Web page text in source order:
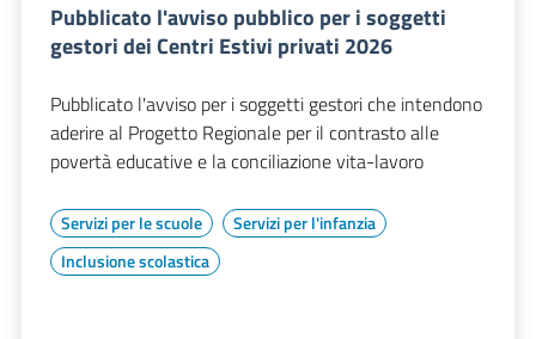
Pubblicato l'avviso pubblico per i soggetti
gestori dei Centri Estivi privati 2026
Pubblicato l'avviso per i soggetti gestori che intendono
aderire al Progetto Regionale per il contrasto alle
povertà educative e la conciliazione vita-lavoro
Servizi per le scuole
Servizi per l'infanzia
Inclusione scolastica